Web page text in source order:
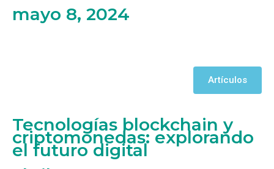
mayo 8, 2024
Artículos
Tecnologías blockchain y
criptomonedas: explorando
el futuro digital